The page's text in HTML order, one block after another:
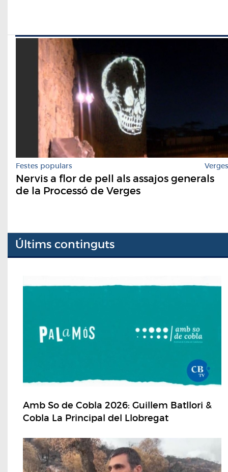
Festes populars Verges
Nervis a flor de pell als assajos generals
de la Processó de Verges
Últims continguts
Amb So de Cobla 2026: Guillem Batllori &
Cobla La Principal del Llobregat